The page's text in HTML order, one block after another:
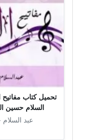
السلام حسين
عبد